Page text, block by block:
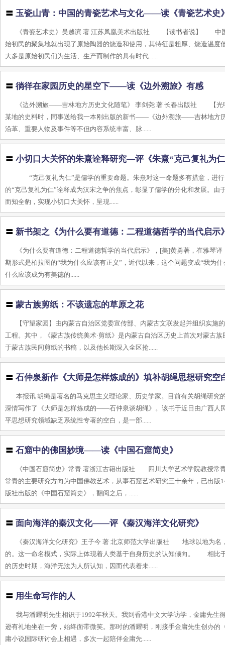
〓玉瓷山青：中国的青瓷艺术与文化——读《青瓷艺术史
《青瓷艺术史》吴越滨 著 江苏凤凰美术出版社 【读书者说】 中国
始初民的聚集地就出现了原始陶器的烧造和使用，其特征是粗厚、烧造温
大多是原始初民们为生活、生产而制作的具有时代......
〓徜徉在家园历史的星空下——读《边外溯旅》有感
《边外溯旅——吉林地方历史文化随笔》 李剑尧 著 长春出版社
某地的史料时，同事送给我一本刚出版的新书——《边外溯旅——吉林地方
沿革、重要人物及事件等不但内容系统丰富、脉......
〓小切口大关怀的朱熹诠释研究—评《朱熹“克己复礼为
“克己复礼为仁”是儒学的重要命题。朱熹对这一命题多有措意，进
的“克己复礼为仁”诠释成为汉宋之争的焦点，彰显了儒学的分化和发展。由
而知全豹，实现小切口大关怀，呈现......
〓新书架之《为什么要有道德：二程道德哲学的当代启示
《为什么要有道德：二程道德哲学的当代启示》，[美]黄勇著，崔雅琴
期形式是柏拉图的“我为什么应该有正义”，近代以来，这个问题变成“我为
什么应该成为有美德的......
〓蒙古族剪纸：不该遗忘的草原之花
【守望家园】由内蒙古自治区党委宣传部、内蒙古文联发起并组织实
工程。其中，《蒙古族传统美术·剪纸》是内蒙古自治区历史上首次对蒙古
于蒙古族民间剪纸的书稿，以及他长期深入全区抢......
〓石仲泉新作《大师是怎样炼成的》填补胡绳思想研究空
本报讯 胡绳是著名的马克思主义理论家、历史学家。目前有关胡绳研
深情写作了《大师是怎样炼成的——石仲泉谈胡绳》。该书于近日由广西人
平思想研究领域缺乏系统性专著的空白，是一部......
〓石窟中的佛国妙境——读《中国石窟简史》
《中国石窟简史》常青 著浙江古籍出版社 四川大学艺术学院教授常
常青的主要研究方向为中国佛教艺术，从事石窟艺术研究三十余年，已
版社出版的《中国石窟简史》，翻阅之后，......
〓面向海洋的秦汉文化——评《秦汉海洋文化研究》
《秦汉海洋文化研究》王子今 著 北京师范大学出版社 地球以地为名
的。这一命名模式，实际上体现着人类基于自身历史的认知倾向。 相比
的历史时期，海洋无法为人所认知，因而代表着未......
〓 用生命写作的人
我与潘耀明先生相识于1992年秋天。我到香港中文大学访学，金庸先
逊有礼地坐在一旁，始终面带微笑。那时的潘耀明，刚接手金庸先生创办
庸小说国际研讨会上相遇，多次一起陪伴金庸先......